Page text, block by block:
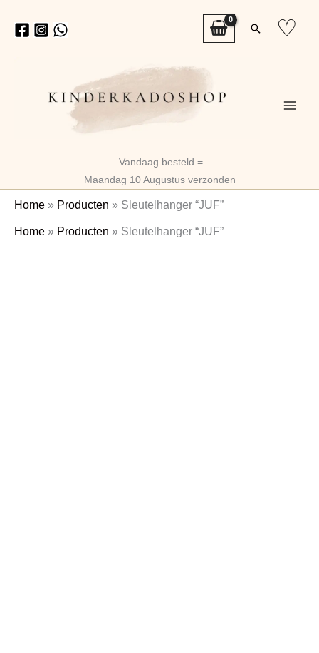
naar
Zoeken
♡
Vandaag besteld =
Maandag 10 Augustus verzonden
Home » Producten » Sleutelhanger “JUF”
Home » Producten » Sleutelhanger “JUF”
Sleutelhanger